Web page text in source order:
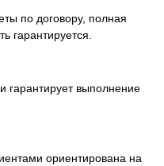
по договору, полная
гарантируется.
гарантирует выполнение
ориентирована на